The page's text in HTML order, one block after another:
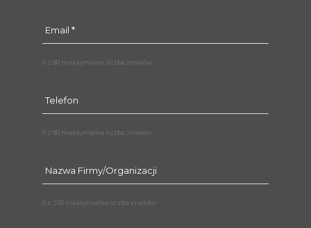
0 z 80 maksymalna liczba znaków
0 z 80 maksymalna liczba znaków
0 z 200 maksymalna liczba znaków